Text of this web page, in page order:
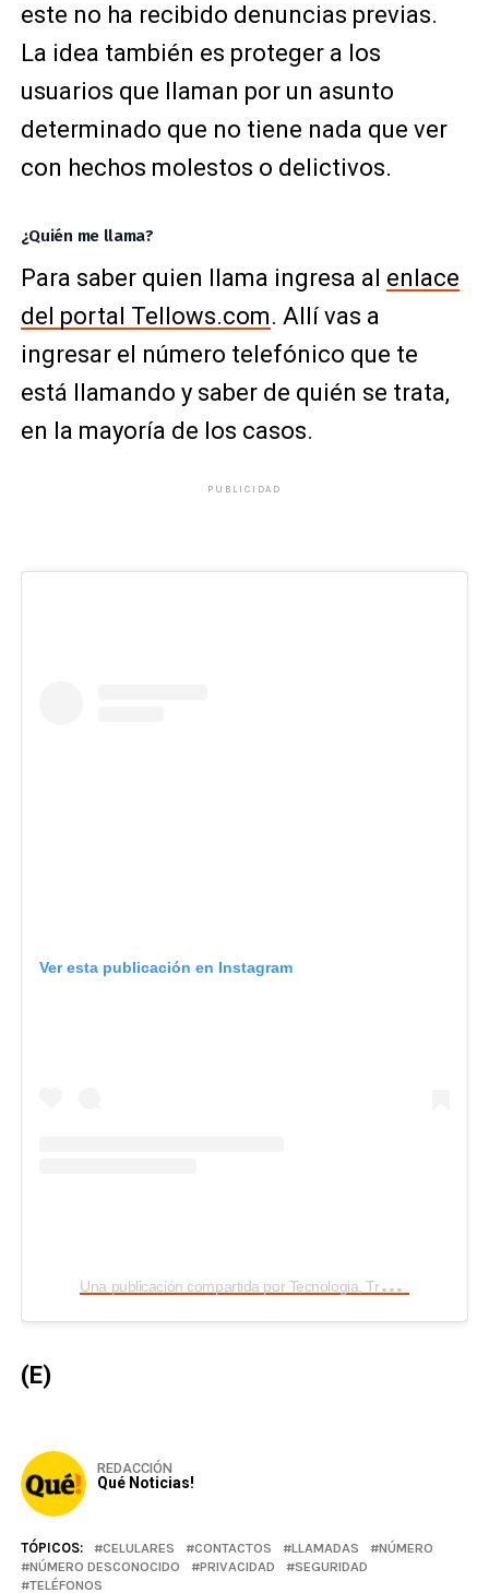
este no ha recibido denuncias previas.
La idea también es proteger a los
usuarios que llaman por un asunto
determinado que no tiene nada que ver
con hechos molestos o delictivos.
¿Quién me llama?
Para saber quien llama ingresa al enlace
del portal Tellows.com. Allí vas a
ingresar el número telefónico que te
está llamando y saber de quién se trata,
en la mayoría de los casos.
PUBLICIDAD
Ver esta publicación en Instagram
U
na publicación compartida por Tecnologia, Trucos y Gadgets (@soymaulozano)
(E)
REDACCIÓN
Qué Noticias!
TÓPICOS: CELULARES CONTACTOS LLAMADAS
NÚMERO
NÚMERO DESCONOCIDO
PRIVACIDAD
SEGURIDAD
TELÉFONOS